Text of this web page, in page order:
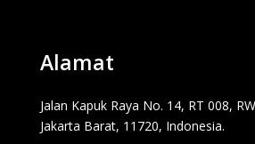
Alamat
Jalan Kapuk Raya No. 14, RT 008,
Jakarta Barat, 11720, Indonesia.